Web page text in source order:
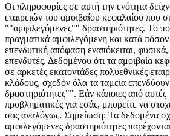
Οι πληροφορίες σε αυτή την ενότητα
εταιρειών του αμοιβαίου κεφαλαίου που
""αμφιλεγόμενες"" δραστηριότητες. Το
πραγματικά αμφιλεγόμενη και κατά πόσον
επενδυτική απόφαση εναπόκειται, φυσικά,
επενδυτές. Δεδομένου ότι τα αμοιβαία
σε αρκετές εκατοντάδες πολυεθνικές
κλάδους, σχεδόν όλα τα ταμεία
δραστηριότητες"". Εάν κάποιες από αυτές
προβληματικές για εσάς, μπορείτε να
σας αναλόγως. Σημείωση: Τα δεδομένα
αμφιλεγόμενες δραστηριότητες